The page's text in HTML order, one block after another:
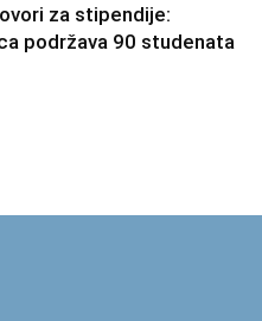
za stipendije:
podržava 90 studenata